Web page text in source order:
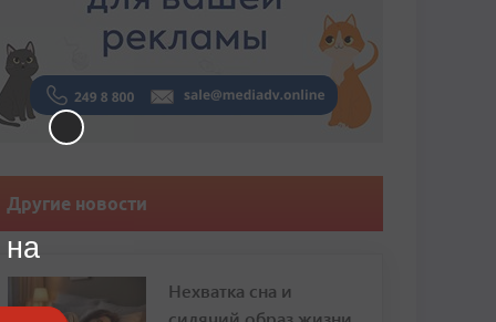
Другие новости
Нехватка сна и